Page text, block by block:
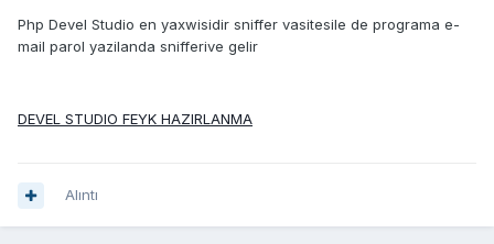
Php Devel Studio en yaxwisidir sniffer vasitesile de programa e-
mail parol yazilanda snifferive gelir
DEVEL STUDIO FEYK HAZIRLANMA
Alıntı